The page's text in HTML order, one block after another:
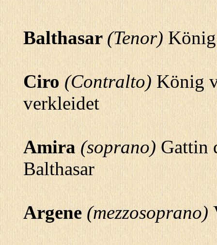
Balthasar(Tenor)König
Ciro (Contralto)König
verkleidet
Amira (soprano)Gattin
Balthasar
Argene(mezzosoprano)